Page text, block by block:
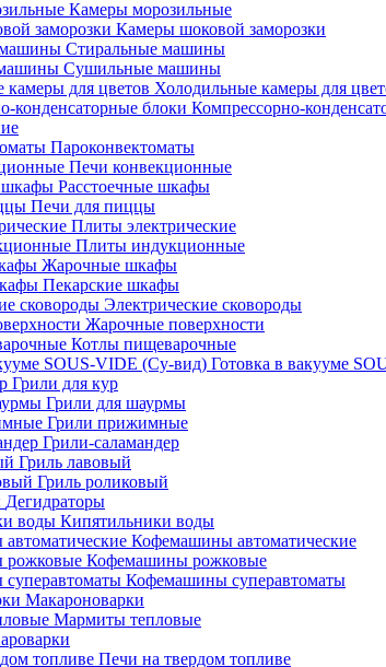
Камеры морозильные
Камеры шоковой заморозки
Стиральные машины
Сушильные машины
Холодильные камеры для
Компрессорно-
Пароконвектоматы
Печи конвекционные
Расстоечные шкафы
Печи для пиццы
Плиты электрические
Плиты индукционные
Жарочные шкафы
Пекарские шкафы
Электрические сковороды
Жарочные поверхности
Котлы пищеварочные
Готовка в вакууме
Грили для кур
Грили для шаурмы
Грили прижимные
Грили-саламандер
Гриль лавовый
Гриль роликовый
Дегидраторы
Кипятильники воды
Кофемашины автоматические
Кофемашины рожковые
Кофемашины суперавтоматы
Макароноварки
Мармиты тепловые
Печи на твердом топливе